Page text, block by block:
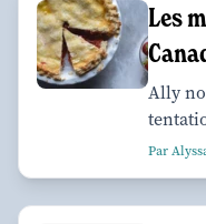
Les
Ally
Par